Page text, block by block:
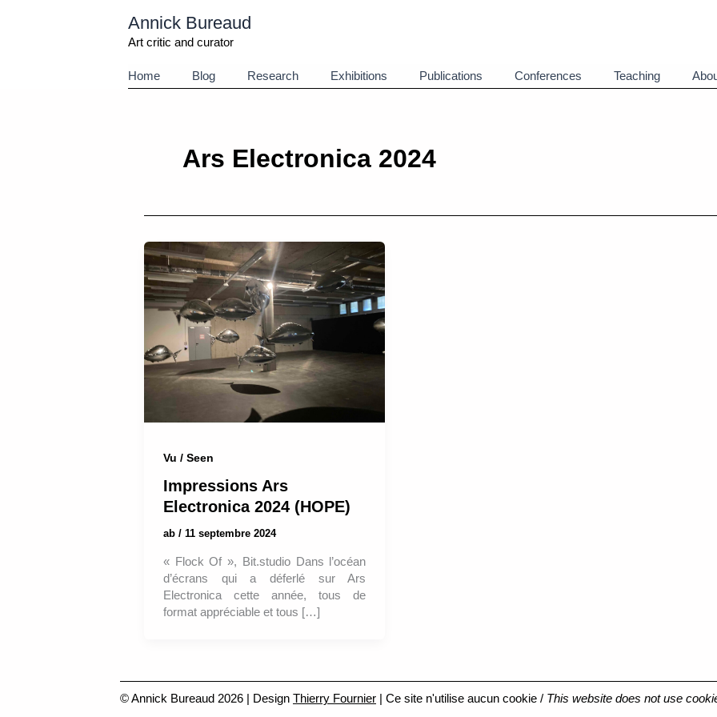
Annick Bureaud
Art critic and curator
Home Blog Research Exhibitions Publications Conferences Teaching
Ars Electronica 2024
Vu / Seen
Impressions Ars
Electronica 2024 (HOPE)
ab / 11 septembre 2024
« Flock Of », Bit.studio Dans l’océan
d’écrans qui a déferlé sur Ars
Electronica cette année, tous de
format appréciable et tous […]
© Annick Bureaud 2026 | Design Thierry Fournier | Ce site n'utilise aucun cookie / This website does not use